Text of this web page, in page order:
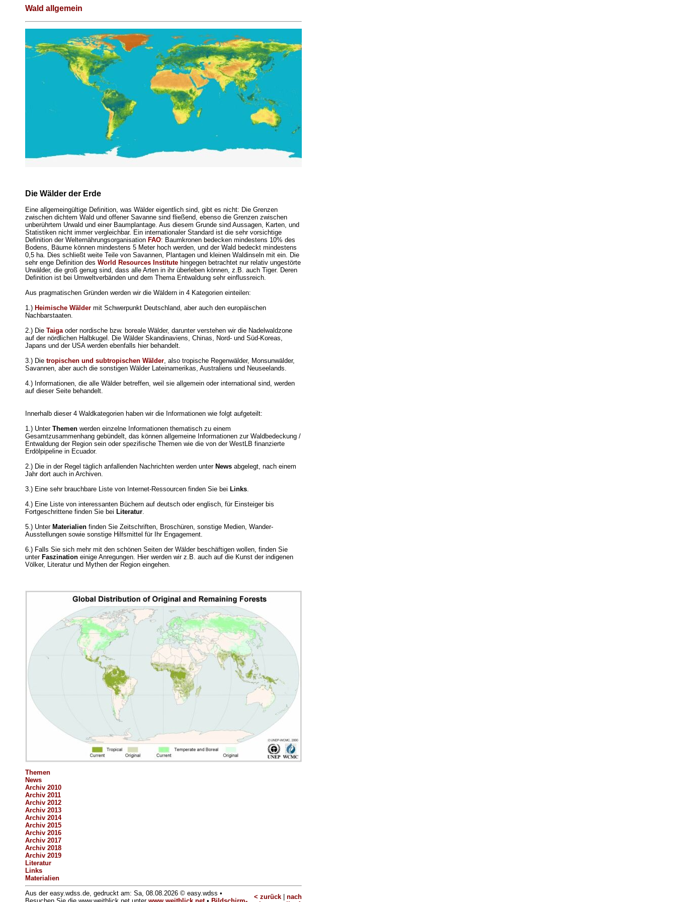
Wald allgemein
Die Wälder der Erde
Eine allgemeingültige Definition, was Wälder eigentlich sind, gibt es nicht: Die Grenzen
zwischen dichtem Wald und offener Savanne sind fließend, ebenso die Grenzen zwischen
unberührtem Urwald und einer Baumplantage. Aus diesem Grunde sind Aussagen, Karten, und
Statistiken nicht immer vergleichbar. Ein internationaler Standard ist die sehr vorsichtige
Definition der Welternährungsorganisation FAO: Baumkronen bedecken mindestens 10% des
Bodens, Bäume können mindestens 5 Meter hoch werden, und der Wald bedeckt mindestens
0,5 ha. Dies schließt weite Teile von Savannen, Plantagen und kleinen Waldinseln mit ein. Die
sehr enge Definition des World Resources Institute hingegen betrachtet nur relativ ungestörte
Urwälder, die groß genug sind, dass alle Arten in ihr überleben können, z.B. auch Tiger. Deren
Definition ist bei Umweltverbänden und dem Thema Entwaldung sehr einflussreich.
Aus pragmatischen Gründen werden wir die Wäldern in 4 Kategorien einteilen:
1.) Heimische Wälder mit Schwerpunkt Deutschland, aber auch den europäischen
Nachbarstaaten.
2.) Die Taigaoder nordische bzw. boreale Wälder, darunter verstehen wir die Nadelwaldzone
auf der nördlichen Halbkugel. Die Wälder Skandinaviens, Chinas, Nord- und Süd-Koreas,
Japans und der USA werden ebenfalls hier behandelt.
3.) Die tropischen und subtropischen Wälder, also tropische Regenwälder, Monsunwälder,
Savannen, aber auch die sonstigen Wälder Lateinamerikas, Australiens und Neuseelands.
4.) Informationen, die alle Wälder betreffen, weil sie allgemein oder international sind, werden
auf dieser Seite behandelt.
Innerhalb dieser 4 Waldkategorien haben wir die Informationen wie folgt aufgeteilt:
1.) Unter Themen werden einzelne Informationen thematisch zu einem
Gesamtzusammenhang gebündelt, das können allgemeine Informationen zur Waldbedeckung /
Entwaldung der Region sein oder spezifische Themen wie die von der WestLB finanzierte
Erdölpipeline in Ecuador.
2.) Die in der Regel täglich anfallenden Nachrichten werden unter News abgelegt, nach einem
Jahr dort auch in Archiven.
3.) Eine sehr brauchbare Liste von Internet-Ressourcen finden Sie bei Links.
4.) Eine Liste von interessanten Büchern auf deutsch oder englisch, für Einsteiger bis
Fortgeschrittene finden Sie bei Literatur.
5.) Unter Materialien finden Sie Zeitschriften, Broschüren, sonstige Medien, Wander-
Ausstellungen sowie sonstige Hilfsmittel für Ihr Engagement.
6.) Falls Sie sich mehr mit den schönen Seiten der Wälder beschäftigen wollen, finden Sie
unter Faszination einige Anregungen. Hier werden wir z.B. auch auf die Kunst der indigenen
Völker, Literatur und Mythen der Region eingehen.
Themen
News
Archiv 2010
Archiv 2011
Archiv 2012
Archiv 2013
Archiv 2014
Archiv 2015
Archiv 2016
Archiv 2017
Archiv 2018
Archiv 2019
Literatur
Links
Materialien
Aus der easy.wdss.de, gedruckt am: Sa, 08.08.2026 © easy.wdss •
< zurück
nach